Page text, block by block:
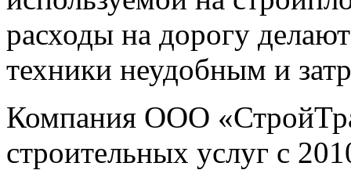
расходы на дорогу
техники неудобным и
Компания ООО
строительных услуг с